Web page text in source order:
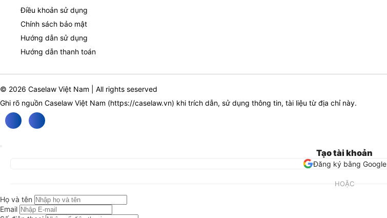
Điều khoản sử dụng
Chính sách bảo mật
Hướng dẫn sử dụng
Hướng dẫn thanh toán
© 2026 Caselaw Việt Nam | All rights seserved
Ghi rõ nguồn Caselaw Việt Nam (https://caselaw.vn) khi trích dẫn, sử dụng thông tin, tài liệu từ địa chỉ này.
Tạo tài khoản
Đăng ký bằng Google
HOẶC
Họ và tên
Email